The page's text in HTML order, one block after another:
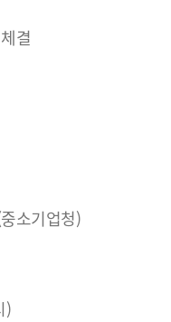
결
소기업청)
)